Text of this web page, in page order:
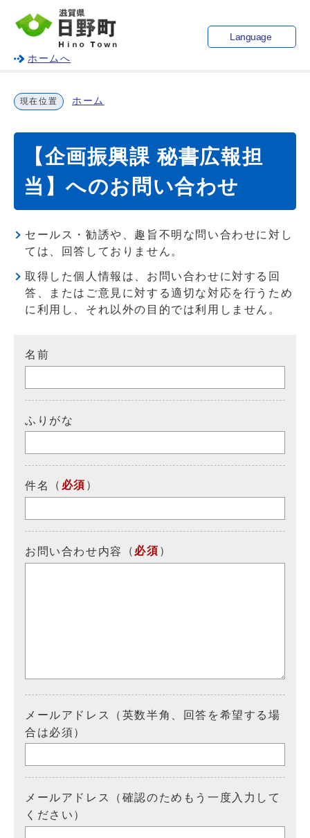
ホームへ
Language
現在位置 ホーム
【企画振興課 秘書広報担
当】へのお問い合わせ
セールス・勧誘や、趣旨不明な問い合わせに対し
ては、回答しておりません。
取得した個人情報は、お問い合わせに対する回
答、またはご意見に対する適切な対応を行うため
に利用し、それ以外の目的では利用しません。
名前
ふりがな
件名 （ 必須 ）
お問い合わせ内容 （ 必須 ）
メールアドレス（英数半角、回答を希望する場
合は必須）
メールアドレス（確認のためもう一度入力して
ください）